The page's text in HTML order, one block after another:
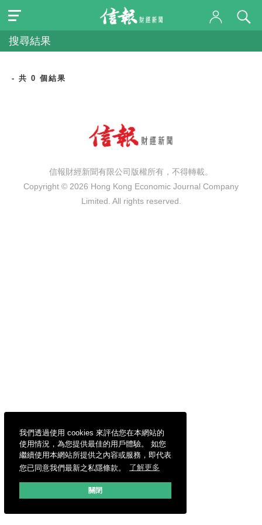
我們透過使用 cookies 來評估您在本網站的
使用情況，為您提供最佳的用戶體驗。 如您
繼續使用本網站所提供之內容或服務，即代表
您已同意我們最新之私隱條款。
了解更多
關閉
搜尋結果
- 共 0 個結果
信報財經新聞有限公司版權所有，不得轉載。
Copyright © 2026 Hong Kong Economic Journal Company
Limited. All rights reserved.